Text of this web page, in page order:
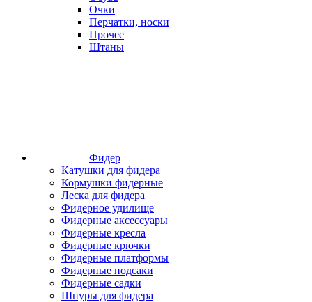
Очки
Перчатки, носки
Прочее
Штаны
Фидер
Катушки для фидера
Кормушки фидерные
Леска для фидера
Фидерное удилище
Фидерные аксессуары
Фидерные кресла
Фидерные крючки
Фидерные платформы
Фидерные подсаки
Фидерные садки
Шнуры для фидера